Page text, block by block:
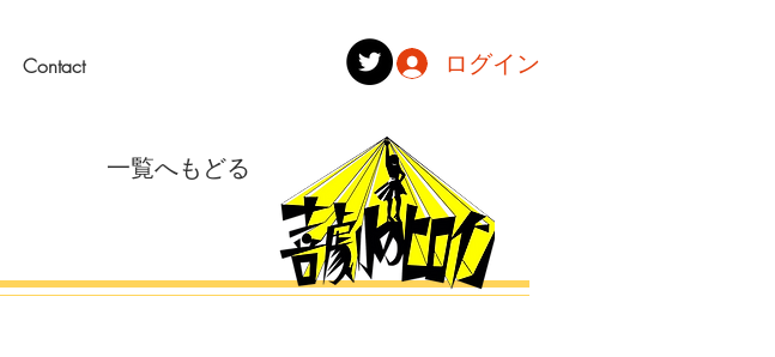
Contact ログイン
​一覧へもどる